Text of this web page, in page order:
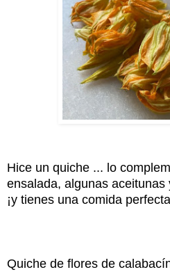
Hice un quiche ... lo
ensalada, algunas
¡y tienes una comida
Quiche de flores de